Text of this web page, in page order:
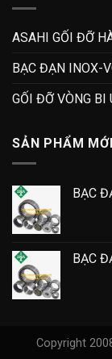
ASAHI GỐI ĐỠ
BẠC ĐẠN INOX-
GỐI ĐỠ VÒNG
SẢN PHẨM MỚI
BẠC
BẠC
Copyright